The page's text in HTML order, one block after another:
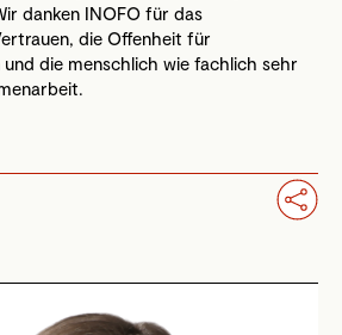
danken INOFO für das
die Offenheit für
und die menschlich wie fachlich sehr